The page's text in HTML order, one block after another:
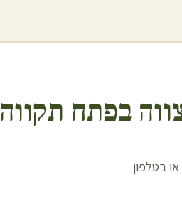
בפתח תקווה
או בטלפון